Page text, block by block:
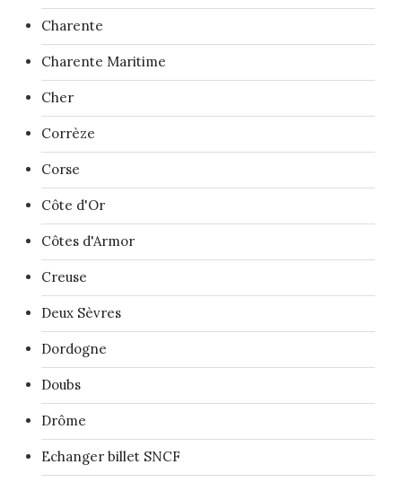
Charente
Charente Maritime
Cher
Corrèze
Corse
Côte d'Or
Côtes d'Armor
Creuse
Deux Sèvres
Dordogne
Doubs
Drôme
Echanger billet SNCF